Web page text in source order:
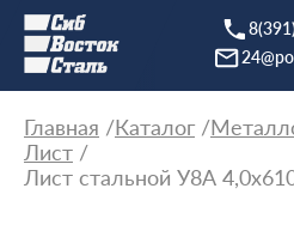
Главная Каталог
Лист
Лист стальной У8А